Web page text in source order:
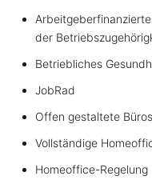
der
Betriebliches
JobRad
Offen gestaltete
Vollständige
Homeoffice-Regelung